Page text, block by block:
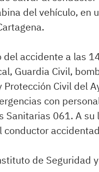
del vehículo, en
accidente a las
Guardia Civil,
Civil del
con
Sanitarias 061. A
de Seguridad